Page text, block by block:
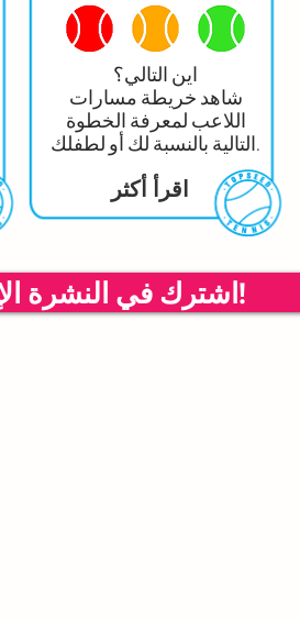
اين التالي؟
شاهد خريطة مسارات
اللاعب لمعرفة الخطوة
التالية بالنسبة لك أو لطفلك.
اقرأ أكثر
اشترك في النشرة الإخبارية لدينا هنا!